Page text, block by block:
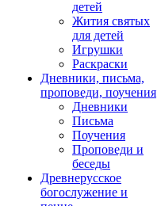
детей
Жития святых
для детей
Игрушки
Раскраски
Дневники, письма,
проповеди, поучения
Дневники
Письма
Поучения
Проповеди и
беседы
Древнерусское
богослужение и